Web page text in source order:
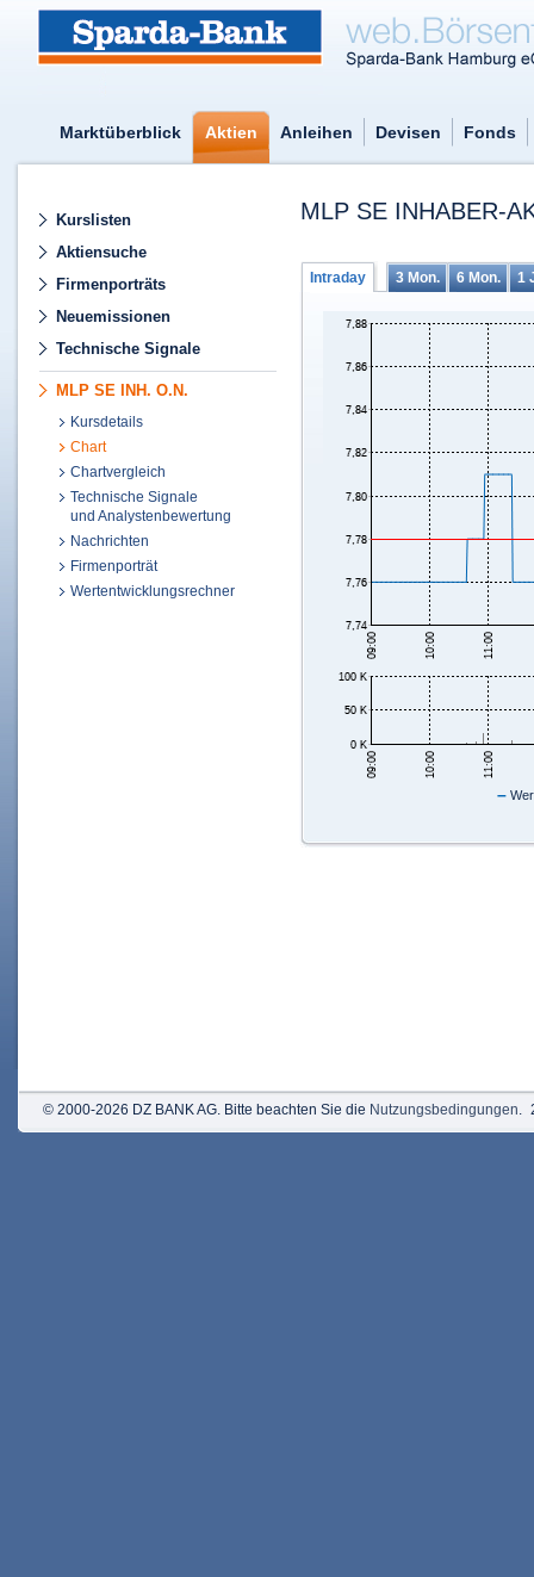
Marktüberblick Aktien Anleihen Devisen Fonds
Kurslisten
Aktiensuche
Firmenporträts
Neuemissionen
Technische Signale
MLP SE INH. O.N.
Kursdetails
Chart
Chartvergleich
Technische Signale
und Analystenbewertung
Nachrichten
Firmenporträt
Wertentwicklungsrechner
MLP SE INHABER-
Intraday 3 Mon. 6 Mon. 1
–
© 2000-2026 DZ BANK AG. Bitte beachten Sie die Nutzungsbedingungen.